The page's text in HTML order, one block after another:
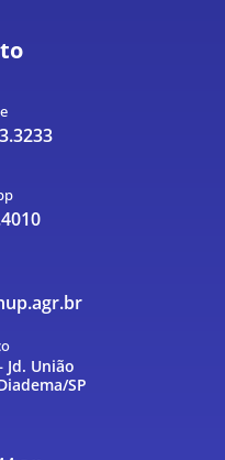
Jd. União
SP